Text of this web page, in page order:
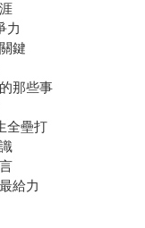
力
鍵
那些事
全壘打
給力